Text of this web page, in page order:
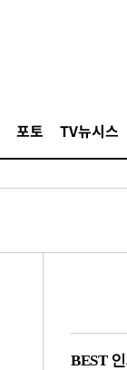
포토 TV뉴시스